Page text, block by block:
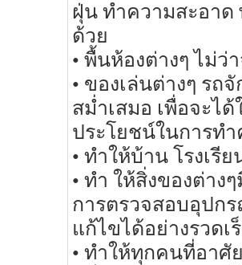
ฝุ่น ทำความสะอาด
ด้วย
• พื้นห้องต่างๆ ไม่
• ของเล่นต่างๆ รถ
สม่ำเสมอ เพื่อจะไ
ประโยชน์ในการท
• ทำให้บ้าน โรงเรี
• ทำ ให้สิ่งของต่าง
การตรวจสอบอุปก
แก้ไขได้อย่างรวดเ
• ทำให้ทุกคนที่อา